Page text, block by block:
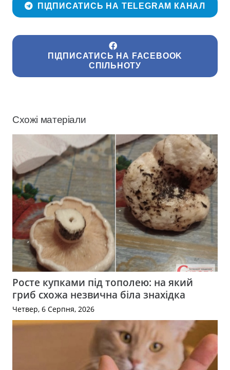
ПІДПИСАТИСЬ НА TELEGRAM КАНАЛ
ПІДПИСАТИСЬ НА FACEBOOK
СПІЛЬНОТУ
Схожі матеріали
Росте купками під тополею: на який
гриб схожа незвична біла знахідка
Четвер, 6 Серпня, 2026